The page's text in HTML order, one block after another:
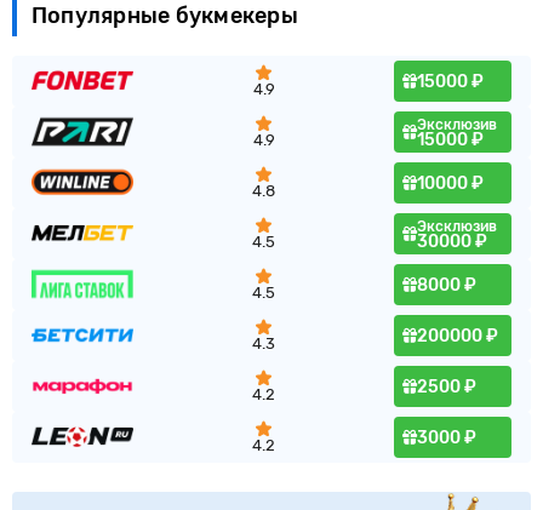
Популярные букмекеры
4.9 15000 ₽
4.9
Эксклюзив
15000 ₽
4.8 10000 ₽
4.5
Эксклюзив
30000 ₽
4.5 8000 ₽
4.3 200000 ₽
4.2 2500 ₽
4.2 3000 ₽